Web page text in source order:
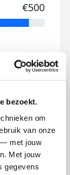
bezoekt.
om
van onze
— met jouw
Met jouw
gegevens
€500